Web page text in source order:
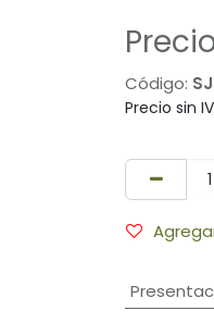
Código:
Precio sin